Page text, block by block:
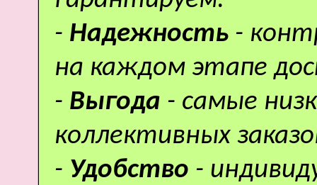
- Надежность -
на каждом этапе
- Выгода - самые
коллективных
- Удобство -